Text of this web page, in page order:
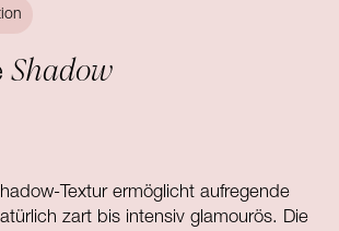
Shadow
Textur ermöglicht aufregende
zart bis intensiv glamourös. Die